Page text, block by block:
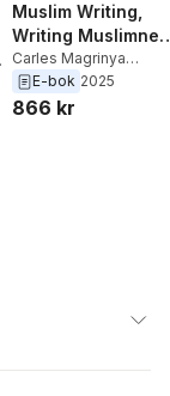
Muslim Writing,
Writing
in Europe
Carles Magrinya
Badiella, Carolina
Vegas ,Billy Gray
E-bok 2025
866 kr